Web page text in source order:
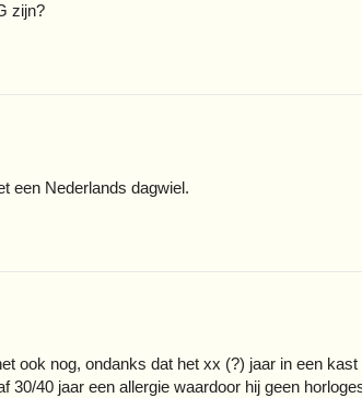
zijn?
een Nederlands dagwiel.
ook nog, ondanks dat het xx (?) jaar in een
30/40 jaar een allergie waardoor hij geen